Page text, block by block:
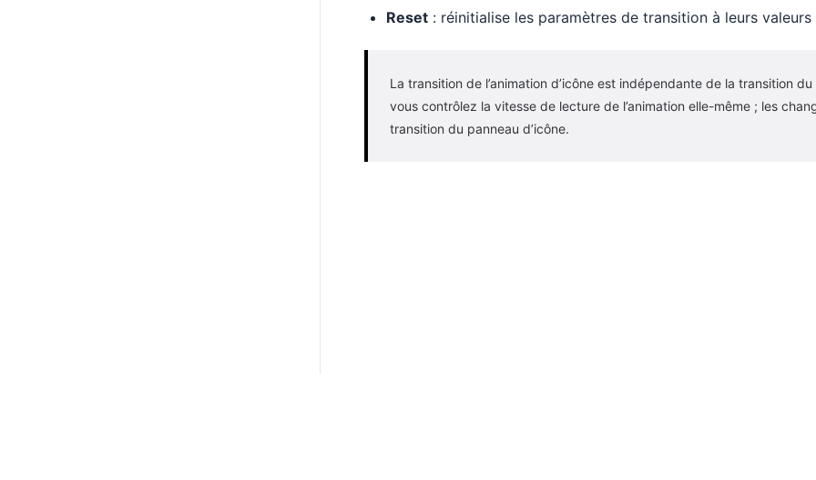
Reset : réinitialise les paramètres de transition à leurs
La transition de l’animation d’icône est indépendante de la transition
vous contrôlez la vitesse de lecture de l’animation elle-même ; les
transition du panneau d’icône.